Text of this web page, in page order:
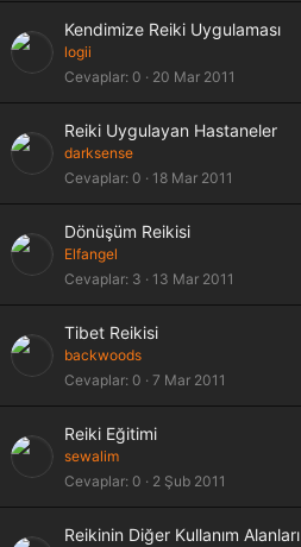
Kendimize Reiki Uygulaması
logii
Cevaplar 0 20 Mar 2011
Reiki Uygulayan Hastaneler
darksense
Cevaplar 0 18 Mar 2011
Dönüşüm Reikisi
Elfangel
Cevaplar 3 13 Mar 2011
Tibet Reikisi
backwoods
Cevaplar 0 7 Mar 2011
Reiki Eğitimi
sewalim
Cevaplar 0 2 Şub 2011
Reikinin Diğer Kullanım Alanları